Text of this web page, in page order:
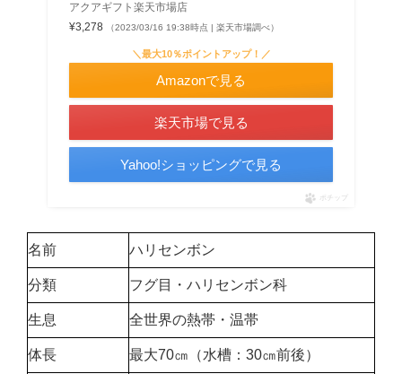
アクアギフト楽天市場店
¥3,278
（2023/03/16 19:38時点 | 楽天市場調べ）
＼最大10％ポイントアップ！／
Amazonで見る
楽天市場で見る
Yahoo!ショッピングで見る
ポチップ
名前 ハリセンボン
分類 フグ目・ハリセンボン科
生息 全世界の熱帯・温帯
体長 最大70㎝（水槽：30㎝前後）